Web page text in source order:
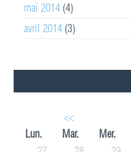
mai 2014 (4)
avril 2014 (3)
<<
Lun.
Mar. Mer.